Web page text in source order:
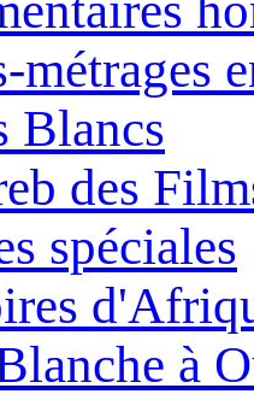
métrages
Blancs
des
spéciales
à